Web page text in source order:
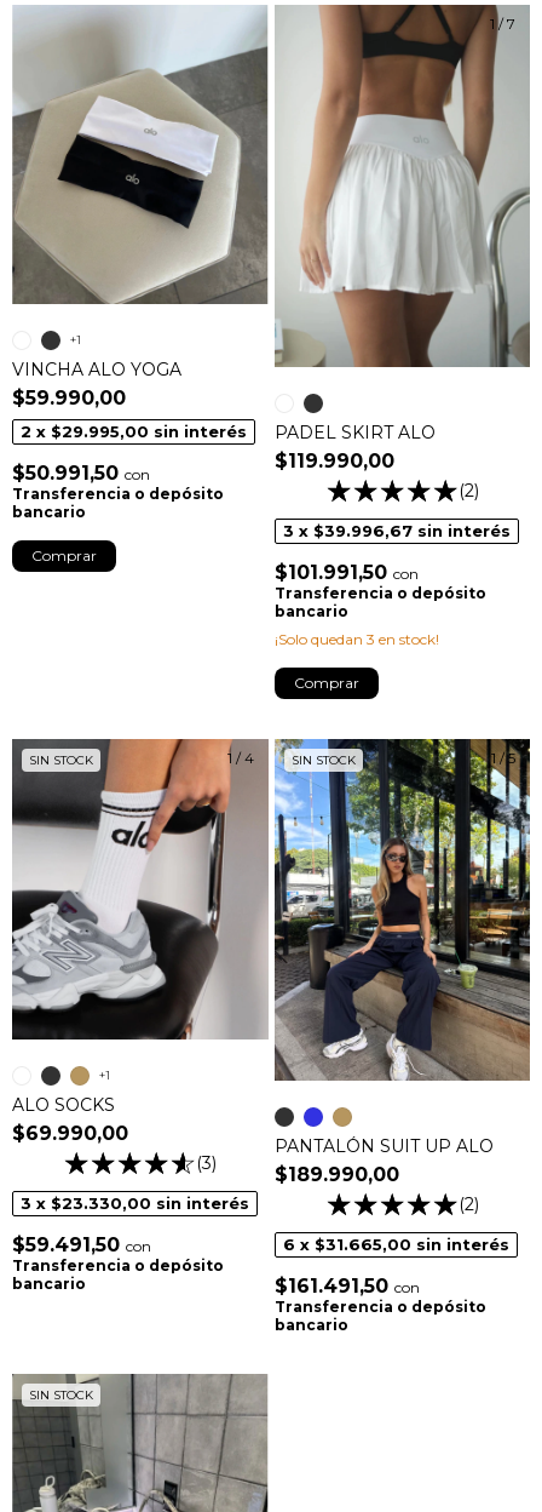
VINCHA ALO YOGA
$59.990,00
2 x $29.995,00 sin interés
$50.991,50 con
Transferencia o depósito
bancario
+1
Comprar
1 /7
PADEL SKIRT ALO
$119.990,00
(2)
3 x $39.996,67 sin interés
$101.991,50 con
Transferencia o depósito
bancario
¡Solo quedan 3 en stock!
Comprar
1 /4
SIN STOCK
ALO SOCKS
$69.990,00
(3)
3 x $23.330,00 sin interés
$59.491,50 con
Transferencia o depósito
bancario
+1
1 /5
SIN STOCK
PANTALÓN SUIT UP ALO
$189.990,00
(2)
6 x $31.665,00 sin interés
$161.491,50 con
Transferencia o depósito
bancario
SIN STOCK